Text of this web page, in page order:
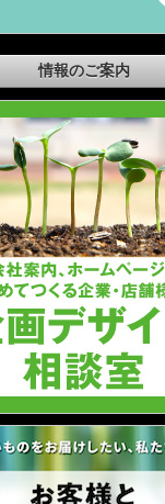
情報のご案内